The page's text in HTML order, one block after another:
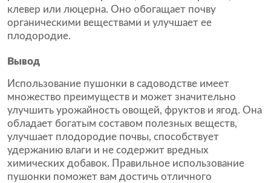
клевер или люцерна. Оно обогащает почву
органическими веществами и улучшает ее
плодородие.
Вывод
Использование пушонки в садоводстве имеет
множество преимуществ и может значительно
улучшить урожайность овощей, фруктов и ягод. Она
обладает богатым составом полезных веществ,
улучшает плодородие почвы, способствует
удержанию влаги и не содержит вредных
химических добавок. Правильное использование
пушонки поможет вам достичь отличного